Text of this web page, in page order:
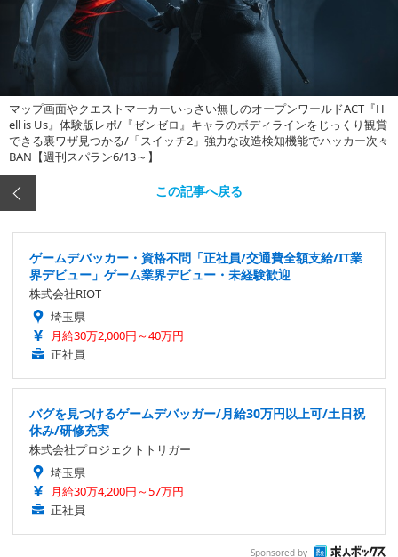
マップ画面やクエストマーカーいっさい無しのオープンワールドACT『H
ell is Us』体験版レポ/『ゼンゼロ』キャラのボディラインをじっくり観賞
できる裏ワザ見つかる/「スイッチ2」強力な改造検知機能でハッカー次々
BAN【週刊スパラン6/13～】
この記事へ戻る
ゲームデバッカー・資格不問「正社員/交通費全額支給/IT業
界デビュー」ゲーム業界デビュー・未経験歓迎
株式会社RIOT
埼玉県
月給30万2,000円～40万円
正社員
バグを見つけるゲームデバッガー/月給30万円以上可/土日祝
休み/研修充実
株式会社プロジェクトトリガー
埼玉県
月給30万4,200円～57万円
正社員
Sponsored by